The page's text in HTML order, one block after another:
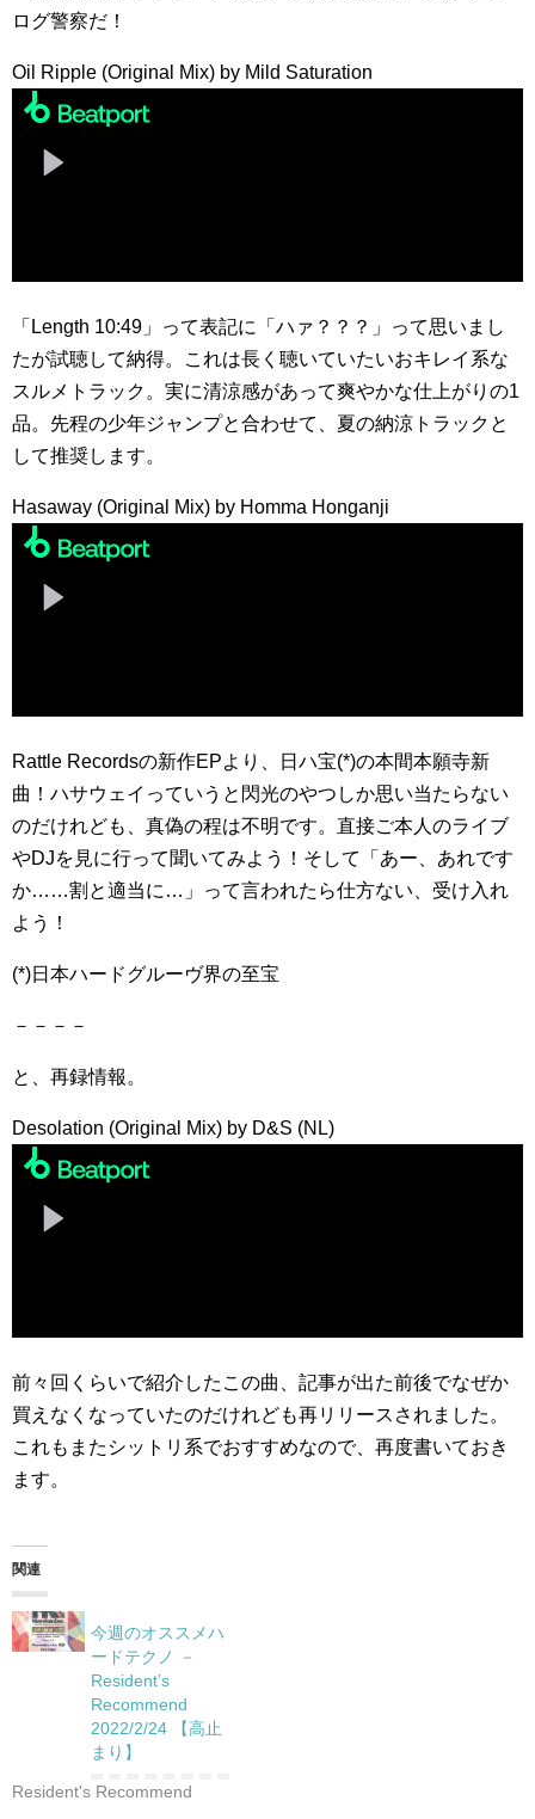
ログ警察だ！
Oil Ripple (Original Mix) by Mild Saturation
「Length 10:49」って表記に「ハァ？？？」って思いまし
たが試聴して納得。これは長く聴いていたいおキレイ系な
スルメトラック。実に清涼感があって爽やかな仕上がりの1
品。先程の少年ジャンプと合わせて、夏の納涼トラックと
して推奨します。
Hasaway (Original Mix) by Homma Honganji
Rattle Recordsの新作EPより、日ハ宝(*)の本間本願寺新
曲！ハサウェイっていうと閃光のやつしか思い当たらない
のだけれども、真偽の程は不明です。直接ご本人のライブ
やDJを見に行って聞いてみよう！そして「あー、あれです
か……割と適当に…」って言われたら仕方ない、受け入れ
よう！
(*)日本ハードグルーヴ界の至宝
－－－－
と、再録情報。
Desolation (Original Mix) by D&S (NL)
前々回くらいで紹介したこの曲、記事が出た前後でなぜか
買えなくなっていたのだけれども再リリースされました。
これもまたシットリ系でおすすめなので、再度書いておき
ます。
関連
今週のオススメハ
ードテクノ －
Resident’s
Recommend
2022/2/24 【高止
まり】
Resident's Recommend